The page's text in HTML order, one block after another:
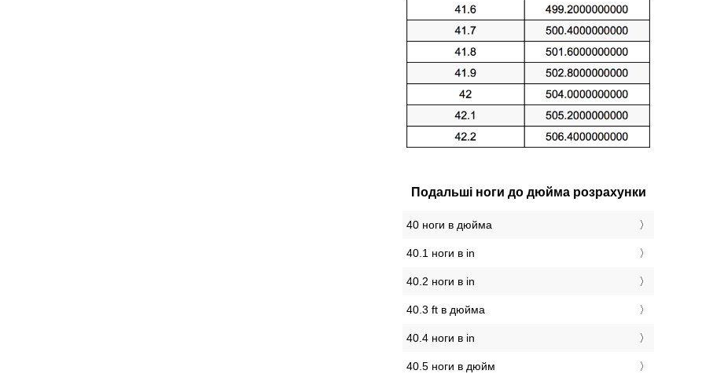
Подальші ноги до дюйма розрахунки
40 ноги в дюйма
40.1 ноги в in
40.2 ноги в in
40.3 ft в дюйма
40.4 ноги в in
40.5 ноги в дюйм